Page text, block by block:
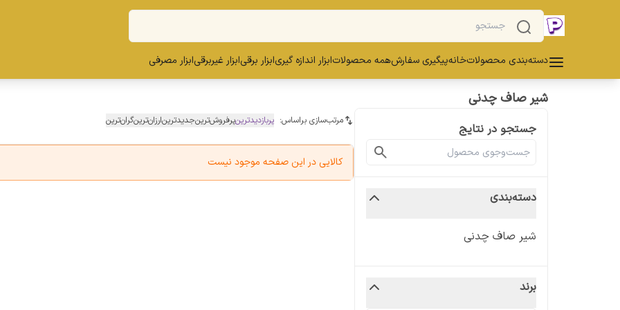
دسته‌بندی محصولاتخانهپیگیری سفارشهمه محصولاتابزار اندازه گیریابزار برقیابزار غیربرقیابزار مصرفی
شیر صاف چدنی
جستجو در نتایج
دسته‌بندی
شیر صاف چدنی
برند
مرتب‌سازی براساس: پربازدیدترینپرفروش‌ترینجدیدترینارزان‌ترینگران‌ترین
کالایی در این صفحه موجود نیست